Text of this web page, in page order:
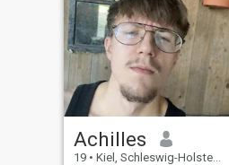
Achilles
19 • Kiel, Schleswig-Holstein, Alemania